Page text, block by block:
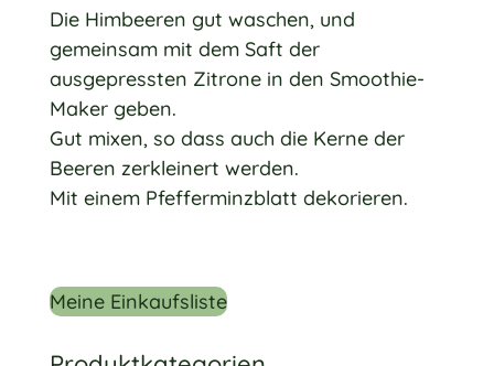
Die Himbeeren gut waschen, und
gemeinsam mit dem Saft der
ausgepressten Zitrone in den Smoothie-
Maker geben.
Gut mixen, so dass auch die Kerne der
Beeren zerkleinert werden.
Mit einem Pfefferminzblatt dekorieren.
Meine Einkaufsliste